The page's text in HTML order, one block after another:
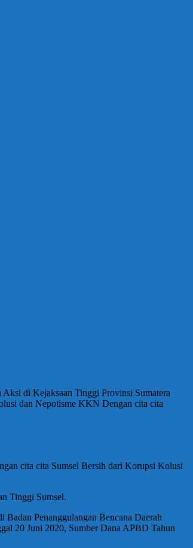
di Kejaksaan Tinggi Provinsi Sumatera
dan Nepotisme KKN Dengan cita cita
cita cita Sumsel Bersih dari Korupsi Kolusi
Tinggi Sumsel.
Penanggulangan Bencana Daerah
20 Juni 2020, Sumber Dana APBD Tahun